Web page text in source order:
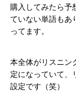
購入してみたら予
ていない単語もあ
ってます。
本全体がリスニン
定になっていて、
設定です（笑）